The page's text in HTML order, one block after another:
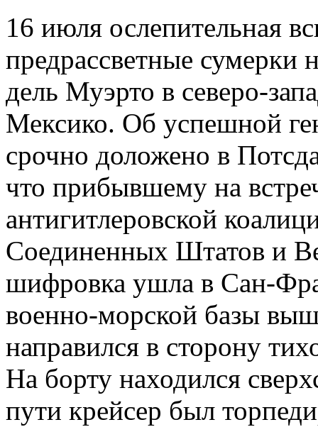
16 июля ослепительная
предрассветные
дель Муэрто в северо-
Мексико. Об успешной
срочно доложено в
что прибывшему на
антигитлеровской
Соединенных Штатов и
шифровка ушла в Сан-
военно-морской базы
направился в сторону
На борту находился
пути крейсер был